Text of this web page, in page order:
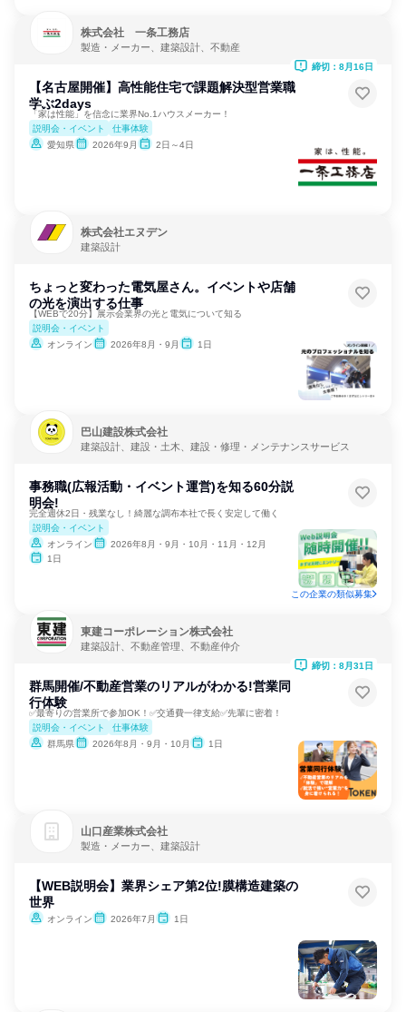
株式会社 一条工務店
製造・メーカー、建築設計、不動産
【名古屋開催】高性能住宅で課題解決型営業職
学ぶ2days
「家は性能」を信念に業界No.1ハウスメーカー！
説明会・イベント
仕事体験
愛知県
2026年9月 2日～4日
締切：8月16日
株式会社エヌデン
建築設計
ちょっと変わった電気屋さん。イベントや店舗
の光を演出する仕事
【WEBで20分】展示会業界の光と電気について知る
説明会・イベント
オンライン
2026年8月・9月 1日
巴山建設株式会社
建築設計、建設・土木、建設・修理・メンテナンスサービス
事務職(広報活動・イベント運営)を知る60分説
明会!
完全週休2日・残業なし！綺麗な調布本社で長く安定して働く
説明会・イベント
オンライン
2026年8月・9月・10月・11月・12月
1日
この企業の類似募集
東建コーポレーション株式会社
建築設計、不動産管理、不動産仲介
群馬開催/不動産営業のリアルがわかる!営業同
行体験
✅最寄りの営業所で参加OK！✅交通費一律支給✅先輩に密着！
説明会・イベント
仕事体験
群馬県
2026年8月・9月・10月 1日
締切：8月31日
山口産業株式会社
製造・メーカー、建築設計
【WEB説明会】業界シェア第2位!膜構造建築の
世界
オンライン 2026年7月 1日